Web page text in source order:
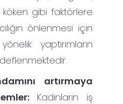
gibi faktörlere
önlenmesi için
yaptırımların
artırmaya
Kadınların iş